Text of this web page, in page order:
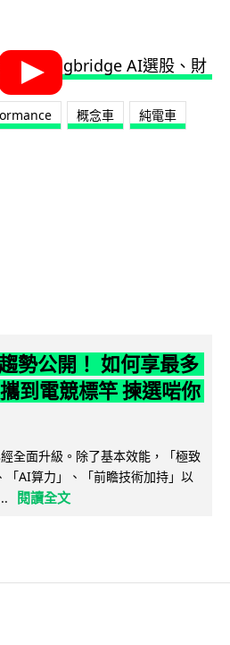
概念車
純電車
勢公開！ 如何享最多
到電競標竿 揀選啱你
全面升級。除了基本效能，「極致
AI算力」、「前瞻技術加持」以
閱讀全文